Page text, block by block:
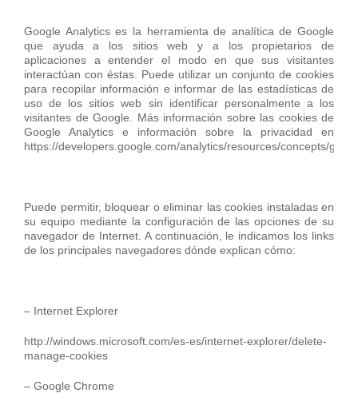
Google Analytics es la herramienta de analítica de Google
que ayuda a los sitios web y a los propietarios de
aplicaciones a entender el modo en que sus visitantes
interactúan con éstas. Puede utilizar un conjunto de cookies
para recopilar información e informar de las estadísticas de
uso de los sitios web sin identificar personalmente a los
visitantes de Google. Más información sobre las cookies de
Google Analytics e información sobre la privacidad en
https://developers.google.com/analytics/resources/concepts/
Puede permitir, bloquear o eliminar las cookies instaladas en
su equipo mediante la configuración de las opciones de su
navegador de Internet. A continuación, le indicamos los links
de los principales navegadores dónde explican cómo:
– Internet Explorer
http://windows.microsoft.com/es-es/internet-explorer/delete-
manage-cookies
– Google Chrome